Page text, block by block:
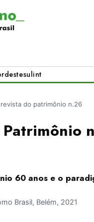
sulint
revista do patrimônio n.26
Patrimônio
60 anos e o
Brasil, Belém, 2021